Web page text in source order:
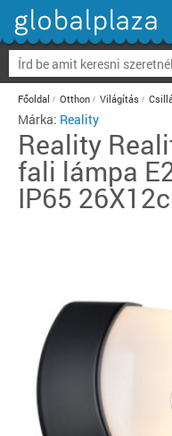
Főoldal Otthon Világítás
Márka: Reality
Reality
fali lámpa
IP65